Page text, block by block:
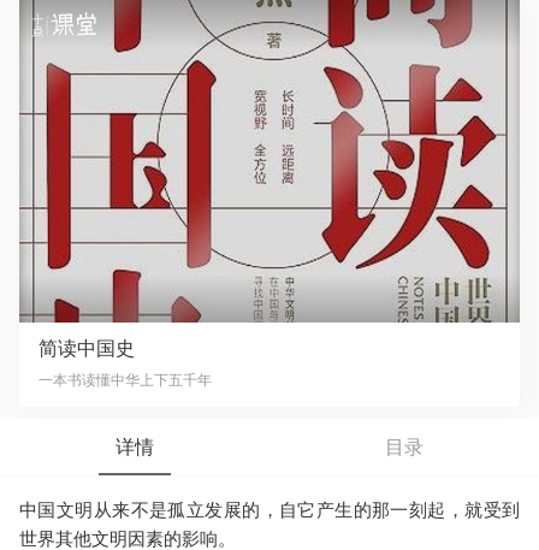
简读中国史
一本书读懂中华上下五千年
详情 目录
中国文明从来不是孤立发展的，自它产生的那一刻起，就受到
世界其他文明因素的影响。